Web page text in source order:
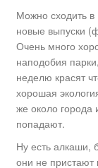
Можно сходить
новые выпуски
Очень много
наподобия
неделю красят
хорошая
же около города
попадают.
Ну есть алкаши,
они не пристают